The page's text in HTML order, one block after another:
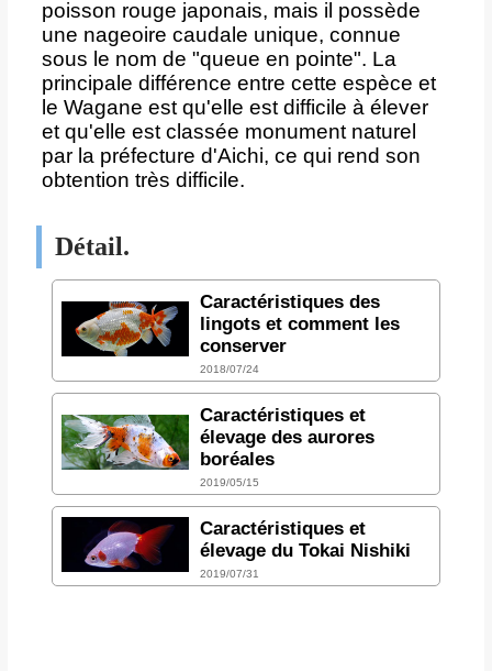
poisson rouge japonais, mais il possède
une nageoire caudale unique, connue
sous le nom de "queue en pointe". La
principale différence entre cette espèce et
le Wagane est qu'elle est difficile à élever
et qu'elle est classée monument naturel
par la préfecture d'Aichi, ce qui rend son
obtention très difficile.
Détail.
Caractéristiques des
lingots et comment les
conserver
2018/07/24
Caractéristiques et
élevage des aurores
boréales
2019/05/15
Caractéristiques et
élevage du Tokai Nishiki
2019/07/31